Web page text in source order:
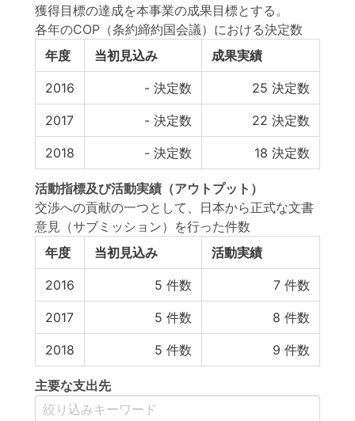
獲得目標の達成を本事業の成果目標とする。
各年のCOP（条約締約国会議）における決定数
年度
当初見込み 成果実績
2016 - 決定数 25 決定数
2017 - 決定数 22 決定数
2018 - 決定数 18 決定数
活動指標及び活動実績 （アウトプット）
交渉への貢献の一つとして、日本から正式な文書
意見（サブミッション）を行った件数
年度
当初見込み 活動実績
2016 5 件数 7 件数
2017 5 件数 8 件数
2018 5 件数 9 件数
主要な支出先